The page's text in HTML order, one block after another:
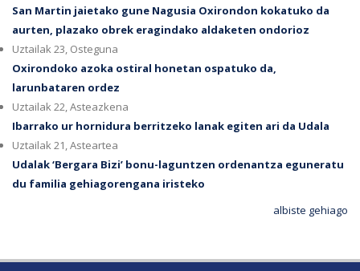
San Martin jaietako gune Nagusia Oxirondon kokatuko da
aurten, plazako obrek eragindako aldaketen ondorioz
Uztailak 23, Osteguna
Oxirondoko azoka ostiral honetan ospatuko da,
larunbataren ordez
Uztailak 22, Asteazkena
Ibarrako ur hornidura berritzeko lanak egiten ari da Udala
Uztailak 21, Asteartea
Udalak ‘Bergara Bizi’ bonu-laguntzen ordenantza eguneratu
du familia gehiagorengana iristeko
albiste gehiago